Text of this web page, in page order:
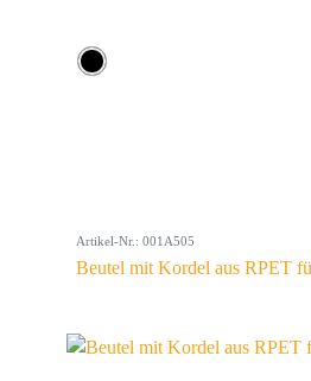
Artikel-Nr.: 001A505
Beutel mit Kordel aus RPET